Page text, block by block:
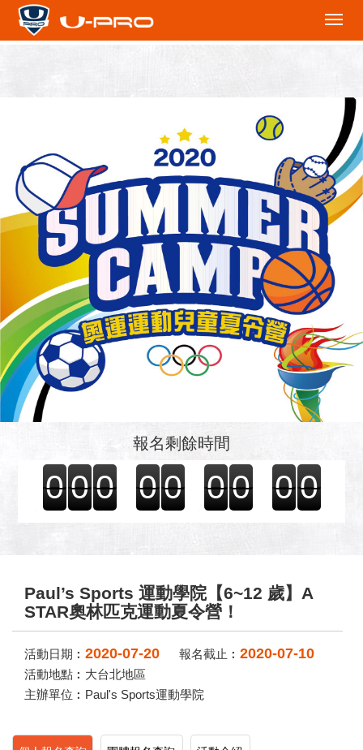
切
換
單
報名剩餘時間
000 00 00 00
Paul’s Sports 運動學院【6~12 歲】A
STAR奧林匹克運動夏令營！
活動日期︰ 2020-07-20 報名截止︰ 2020-07-10
活動地點︰大台北地區
主辦單位︰Paul's Sports運動學院